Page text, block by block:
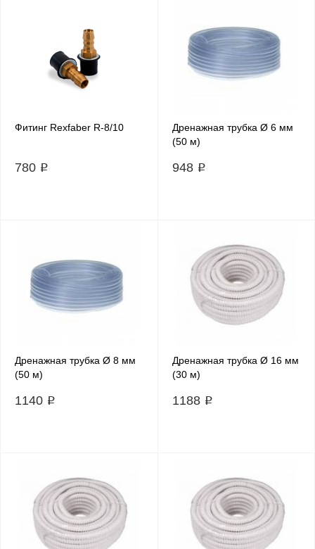
Фитинг Rexfaber R-8/10
780 ₽
Дренажная трубка Ø 6 мм
(50 м)
948 ₽
Дренажная трубка Ø 8 мм
(50 м)
1140 ₽
Дренажная трубка Ø 16 мм
(30 м)
1188 ₽